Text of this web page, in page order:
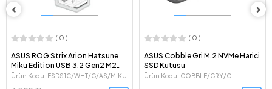
( 0 )
ASUS ROG Strix Arion Hatsune
Miku Edition USB 3.2 Gen2 M2
NVMe Beyaz SSD Kutusu
Ürün Kodu: ESD­S1C/WHT/G/AS/MIKU
( 0 )
ASUS Cobble Gri M.2 NVMe Harici
SSD Kutusu
Ürün Kodu: COBBLE/GRY/G